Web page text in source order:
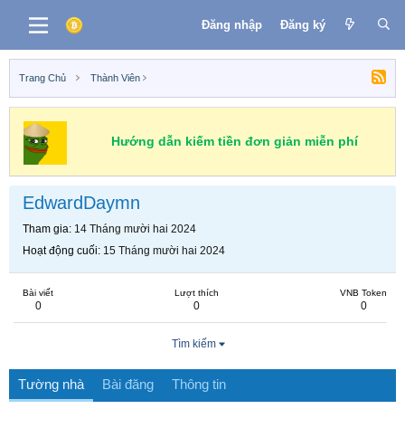
Đăng nhập Đăng ký
Trang Chủ Thành Viên
Hướng dẫn kiếm tiền đơn giản miễn phí
EdwardDaymn
Tham gia 14 Tháng mười hai 2024
Hoạt động cuối 15 Tháng mười hai 2024
Bài viết
0
Lượt thích
0
VNB Token
0
Tìm kiếm
Tường nhà Bài đăng Thông tin